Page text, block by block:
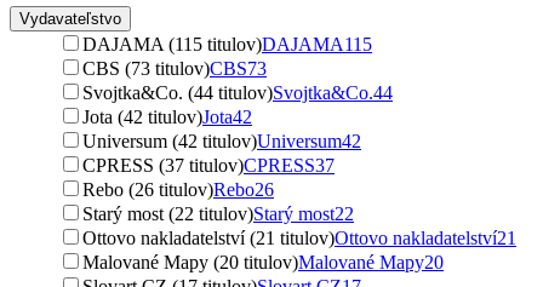
Vydavateľstvo
DAJAMA (115 titulov)DAJAMA115
CBS (73 titulov)CBS73
Svojtka&Co. (44 titulov)Svojtka&Co.44
Jota (42 titulov)Jota42
Universum (42 titulov)Universum42
CPRESS (37 titulov)CPRESS37
Rebo (26 titulov)Rebo26
Starý most (22 titulov)Starý most22
Ottovo nakladatelství (21 titulov)Ottovo nakladatelství21
Malované Mapy (20 titulov)Malované Mapy20